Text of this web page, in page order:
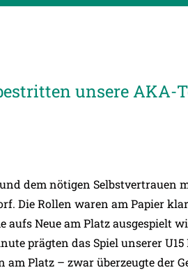
unsere AKA-
dem nötigen Selbstvertrauen
Die Rollen waren am Papier
aufs Neue am Platz ausgespielt
prägten das Spiel unserer
am Platz – zwar überzeugte der